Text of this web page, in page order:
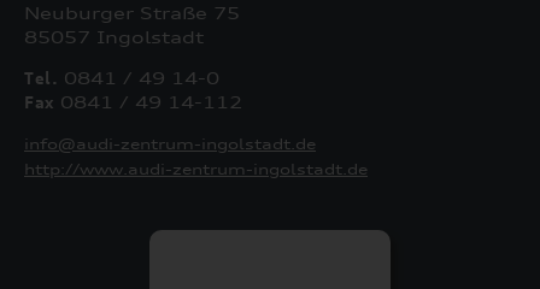
Neuburger Straße 75
85057 Ingolstadt
Tel. 0841 / 49 14-0
Fax 0841 / 49 14-112
info@audi-zentrum-ingolstadt.de
http://www.audi-zentrum-ingolstadt.de